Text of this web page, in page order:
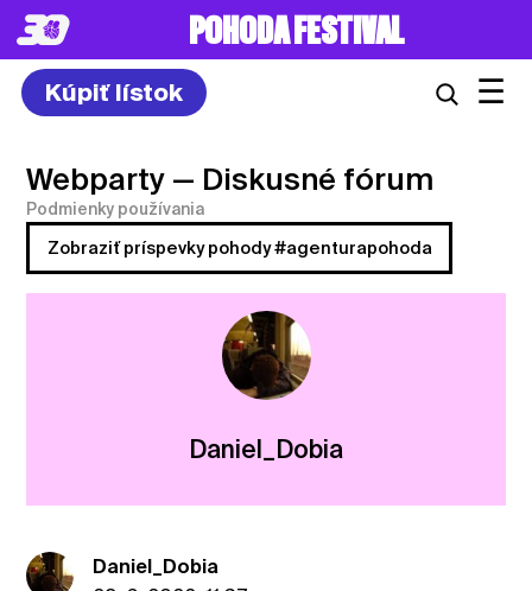
POHODA FESTIVAL
Kúpiť lístok ☰
Webparty — Diskusné fórum
Podmienky používania
Zobraziť príspevky pohody #agenturapohoda
Daniel_Dobia
Daniel_Dobia